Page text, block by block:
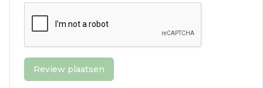
Review plaatsen